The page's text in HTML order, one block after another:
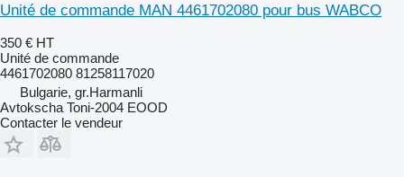
Unité de commande MAN 4461702080 pour bus WABCO
350 € HT
Unité de commande
4461702080 81258117020
Bulgarie, gr.Harmanli
Avtokscha Toni-2004 EOOD
Contacter le vendeur